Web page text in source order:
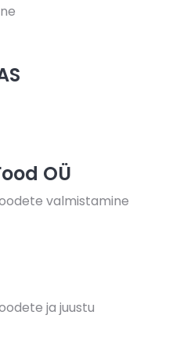
OÜ
valmistamine
ja juustu